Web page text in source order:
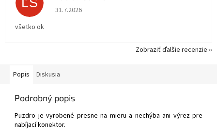
Popis Diskusia
Podrobný popis
Puzdro je vyrobené presne na mieru a nechýba ani výrez pre
nabíjací konektor.
ĽS Hodnotenie obchodu je 5 z 5 hviezdičiek.
31.7.2026
všetko ok
Zobraziť ďalšie recenzie